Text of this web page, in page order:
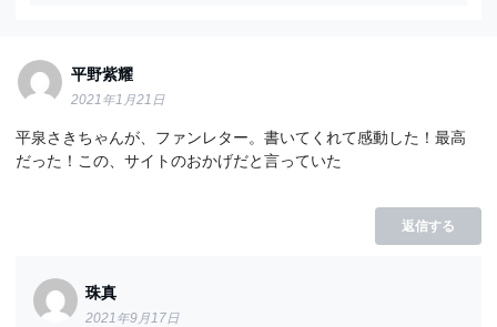
平野紫耀
2021年1月21日
平泉さきちゃんが、ファンレター。書いてくれて感動した！最高
だった！この、サイトのおかげだと言っていた
返信する
珠真
2021年9月17日